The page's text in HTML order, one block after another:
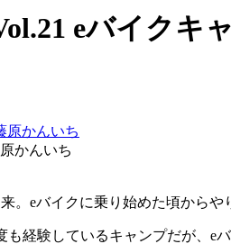
eバイクキ
原かんいち
かんいち
。eバイクに乗り始めた頃から
も経験しているキャンプだが、